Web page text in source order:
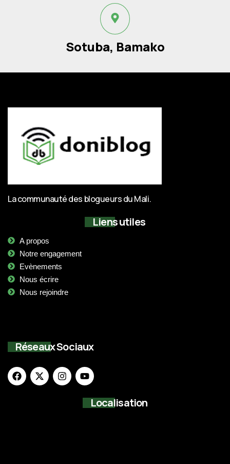
Sotuba, Bamako
La communauté des blogueurs du Mali.
Liens utiles
A propos
Notre engagement
Evènements
Nous écrire
Nous rejoindre
Réseaux Sociaux
Localisation